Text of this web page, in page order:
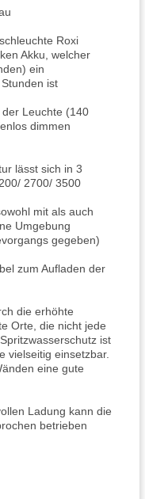
Roxi
Akku, welcher
ein
ist
Leuchte (140
dimmen
lässt sich in 3
2700/ 3500
mit als auch
Umgebung
gegeben)
zum Aufladen der
die erhöhte
Orte, die nicht jede
ist
vielseitig einsetzbar.
eine gute
Ladung kann die
betrieben